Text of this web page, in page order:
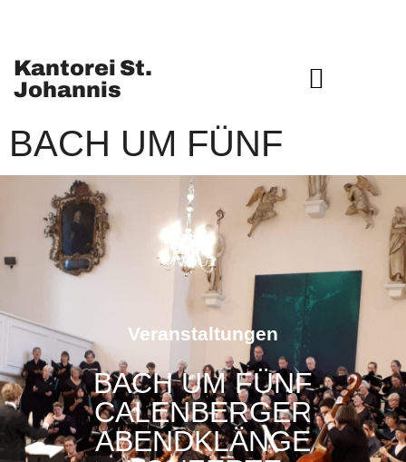
Kantorei St.
Johannis
BACH UM FÜNF
Veranstaltungen
BACH UM FÜNF
CALENBERGER
ABENDKLÄNGE